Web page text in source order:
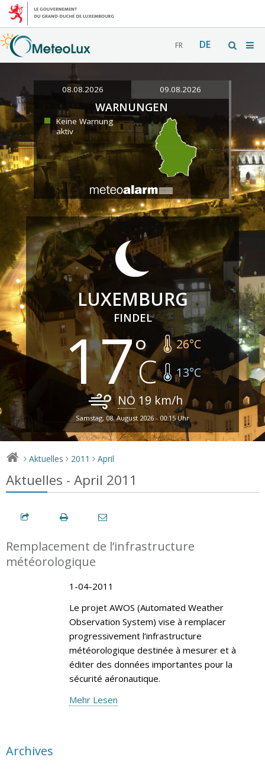
FR DE
08.08.2026 09.08.2026
WARNUNGEN
Keine Warnung
aktiv
LUXEMBURG
FINDEL
17 26°C
13°C
NO 19 km/h
Samstag, 08. August 2026 - 00:15 Uhr
> Aktuelles > 2011 > April
Aktuelles - April 2011
Remplacement de l’infrastructure
météorologique
1-04-2011
Le projet AWOS (Automated Weather
Observation System) vise à remplacer
progressivement l’infrastructure
météorologique destinée à mesurer et à
éditer des données importantes pour la
sécurité aéronautique.
Mehr Lesen
Archives